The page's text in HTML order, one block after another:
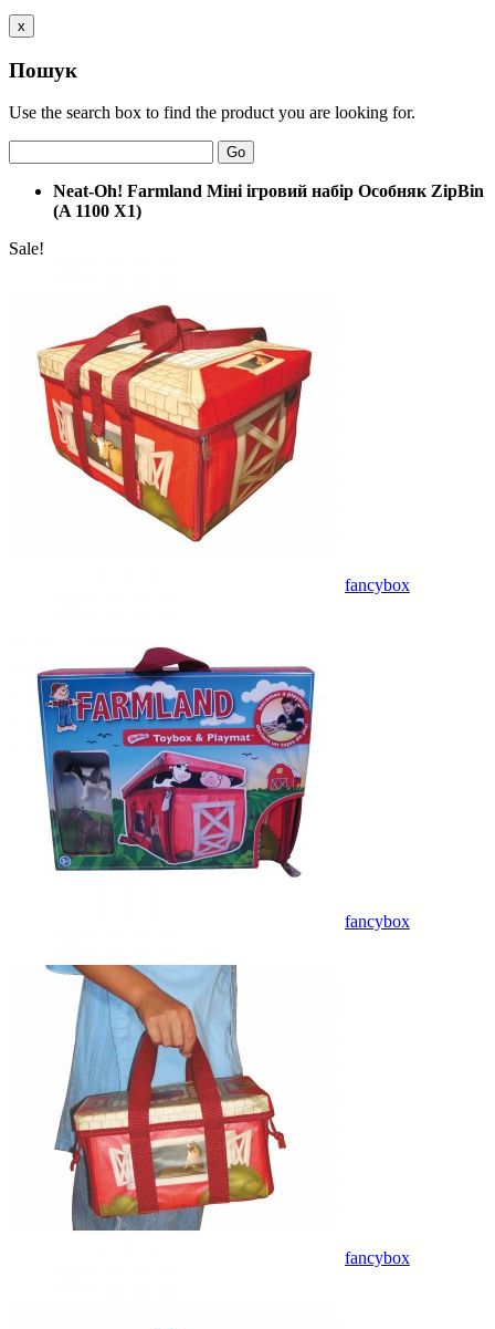
x
Пошук
Use the search box to find the product you are looking for.
Go
Neat-Oh! Farmland Міні ігровий набір Особняк ZipBin
(A 1100 X1)
Sale!
fancybox
fancybox
fancybox